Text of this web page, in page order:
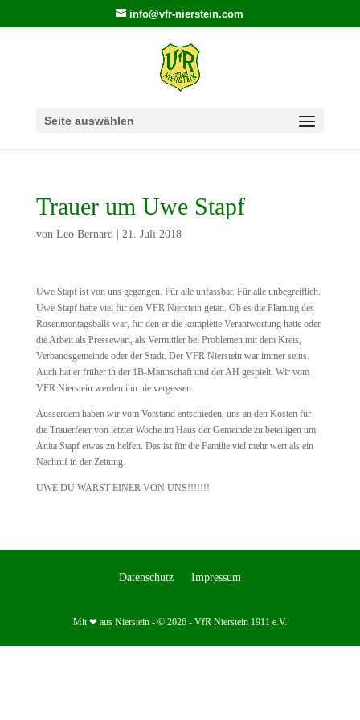
info@vfr-nierstein.com
Seite auswählen
Trauer um Uwe Stapf
von Leo Bernard| 21. Juli 2018
Uwe Stapf ist von uns gegangen. Für alle unfassbar. Für alle unbegreiflich.
Uwe Stapf hatte viel für den VFR Nierstein getan. Ob es die Planung des
Rosenmontagsballs war, für den er die komplette Verantwortung hatte oder
die Arbeit als Pressewart, als Vermittler bei Problemen mit dem Kreis,
Verbandsgemeinde oder der Stadt. Der VFR Nierstein war immer seins.
Auch hat er früher in der 1B-Mannschaft und der AH gespielt. Wir vom
VFR Nierstein werden ihn nie vergessen.
Ausserdem haben wir vom Vorstand entschieden, uns an den Kosten für
die Trauerfeier von letzter Woche im Haus der Gemeinde zu beteiligen um
Anita Stapf etwas zu helfen. Das ist für die Familie viel mehr wert als ein
Nachruf in der Zeitung.
UWE DU WARST EINER VON UNS!!!!!!!
Datenschutz Impressum
Mit ❤ aus Nierstein - © 2026 - VfR Nierstein 1911 e.V.